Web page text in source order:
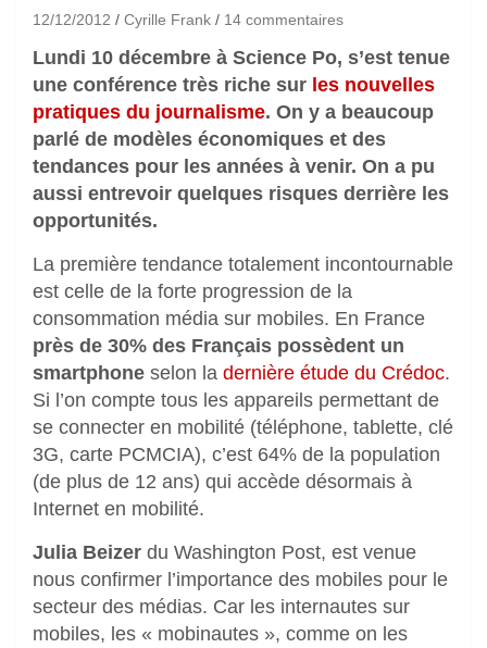
12/12/2012 Cyrille Frank 14 commentaires
Lundi 10 décembre à Science Po, s’est tenue
une conférence très riche sur les nouvelles
pratiques du journalisme. On y a beaucoup
parlé de modèles économiques et des
tendances pour les années à venir. On a pu
aussi entrevoir quelques risques derrière les
opportunités.
La première tendance totalement incontournable
est celle de la forte progression de la
consommation média sur mobiles. En France
près de 30% des Français possèdent un
smartphone selon la dernière étude du Crédoc.
Si l’on compte tous les appareils permettant de
se connecter en mobilité (téléphone, tablette, clé
3G, carte PCMCIA), c’est 64% de la population
(de plus de 12 ans) qui accède désormais à
Internet en mobilité.
Julia Beizer du Washington Post, est venue
nous confirmer l’importance des mobiles pour le
secteur des médias. Car les internautes sur
mobiles, les « mobinautes », comme on les